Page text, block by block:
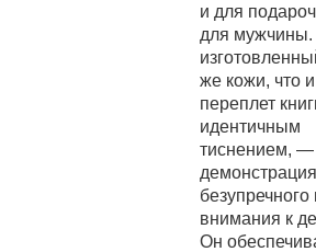
и для
для мужчины.
же кожи, что и
переплет
идентичным
тиснением, —
демонстрация
безупречного
внимания к
Он